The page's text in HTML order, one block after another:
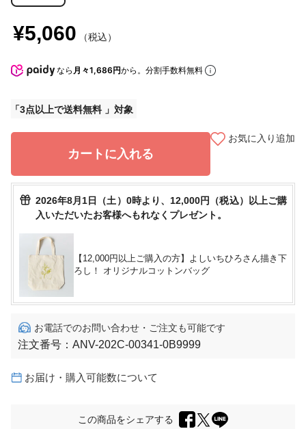
¥5,060 （税込）
なら 月々1,686円から。分割手数料無料
3点以上で送料無料
カートに入れる
お気に入り追加
2026年8月1日（土）0時より、12,000円（税込）以上ご購
入いただいたお客様へもれなくプレゼント。
【12,000円以上ご購入の方】よしいちひろさん描き下
ろし！ オリジナルコットンバッグ
お電話でのお問い合わせ・ご注文も可能です
注文番号： ANV-202C-00341-0B9999
お届け・購入可能数について
この商品をシェアする